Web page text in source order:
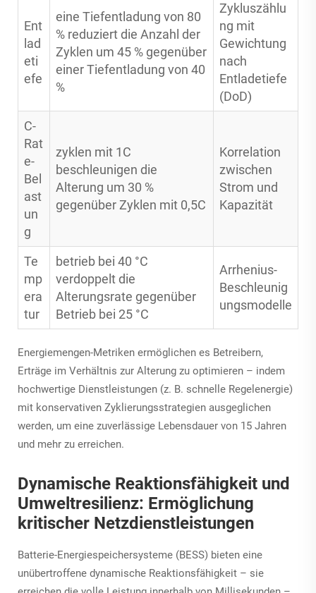
Ent
lad
eti
efe
eine Tiefentladung von 80
% reduziert die Anzahl der
Zyklen um 45 % gegenüber
einer Tiefentladung von 40
%
Zykluszählu
ng mit
Gewichtung
nach
Entladetiefe
(DoD)
C-
Rat
e-
Bel
ast
un
g
zyklen mit 1C
beschleunigen die
Alterung um 30 %
gegenüber Zyklen mit 0,5C
Korrelation
zwischen
Strom und
Kapazität
Te
mp
era
tur
betrieb bei 40 °C
verdoppelt die
Alterungsrate gegenüber
Betrieb bei 25 °C
Arrhenius-
Beschleunig
ungsmodelle
Energiemengen-Metriken ermöglichen es Betreibern,
Erträge im Verhältnis zur Alterung zu optimieren – indem
hochwertige Dienstleistungen (z. B. schnelle Regelenergie)
mit konservativen Zyklierungsstrategien ausgeglichen
werden, um eine zuverlässige Lebensdauer von 15 Jahren
und mehr zu erreichen.
Dynamische Reaktionsfähigkeit und
Umweltresilienz: Ermöglichung
kritischer Netzdienstleistungen
Batterie-Energiespeichersysteme (BESS) bieten eine
unübertroffene dynamische Reaktionsfähigkeit – sie